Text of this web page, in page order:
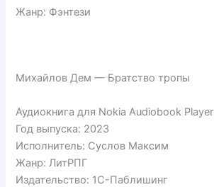
Жанр: Фэнтези
Михайлов Дем — Братство тропы
Аудиокнига для Nokia Audiobook Player
Год выпуска: 2023
Исполнитель: Суслов Максим
Жанр: ЛитРПГ
Издательство: 1С-Паблишинг